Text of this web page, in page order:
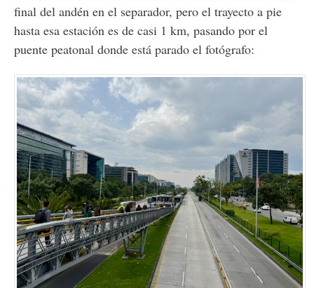
final del andén en el separador, pero el trayecto a pie
hasta esa estación es de casi 1 km, pasando por el
puente peatonal donde está parado el fotógrafo: